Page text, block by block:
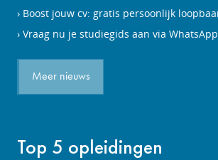
Boost jouw cv: gratis persoonlijk
Vraag nu je studiegids aan via
Meer nieuws
Top 5 opleidingen